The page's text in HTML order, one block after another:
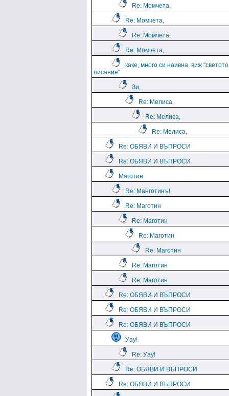
Re: Момчета,
Re: Момчета,
Re: Момчета,
Re: Момчета,
каке, много си наивна, виж "светото
писание"
Зи,
Re: Мелиса,
Re: Мелиса,
Re: Мелиса,
Re: ОБЯВИ И ВЪПРОСИ
Re: ОБЯВИ И ВЪПРОСИ
Маготин
Re: Манготинъ!
Re: Маготин
Re: Маготин
Re: Маготин
Re: Маготин
Re: Маготин
Re: Маготин
Re: ОБЯВИ И ВЪПРОСИ
Re: ОБЯВИ И ВЪПРОСИ
Re: ОБЯВИ И ВЪПРОСИ
Уау!
Re: Уау!
Re: ОБЯВИ И ВЪПРОСИ
Re: ОБЯВИ И ВЪПРОСИ